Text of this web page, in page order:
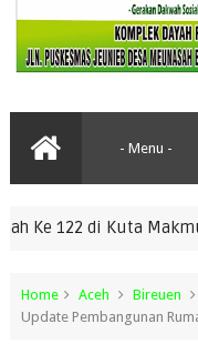
di Kuta Makmur Aceh
Home Aceh Bireuen
Update Pembangunan